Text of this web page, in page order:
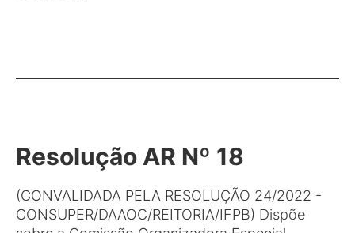
Resolução AR Nº 18
(CONVALIDADA PELA RESOLUÇÃO 24/2022 -
CONSUPER/DAAOC/REITORIA/IFPB) Dispõe